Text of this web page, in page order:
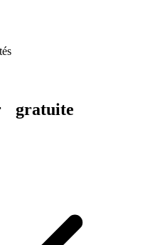
gratuite